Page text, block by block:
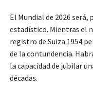
El Mundial de 2026
estadístico. Mientras el
registro de Suiza 1954
de la contundencia.
la capacidad de jubilar
décadas.